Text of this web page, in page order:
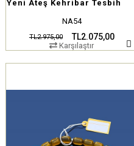
Yeni Ateş Kehribar Tesbih
NA54
TL2.075,00
TL2.975,00
Karşılaştır